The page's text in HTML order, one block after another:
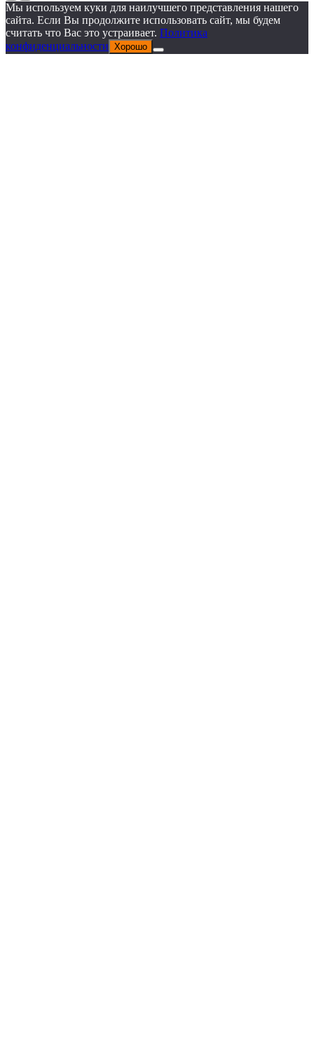
Мы используем куки для наилучшего представления нашего
сайта. Если Вы продолжите использовать сайт, мы будем
считать что Вас это устраивает. Политика
конфиденциальности Хорошо